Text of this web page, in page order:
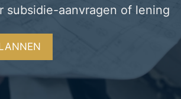
subsidie-aanvragen of lening